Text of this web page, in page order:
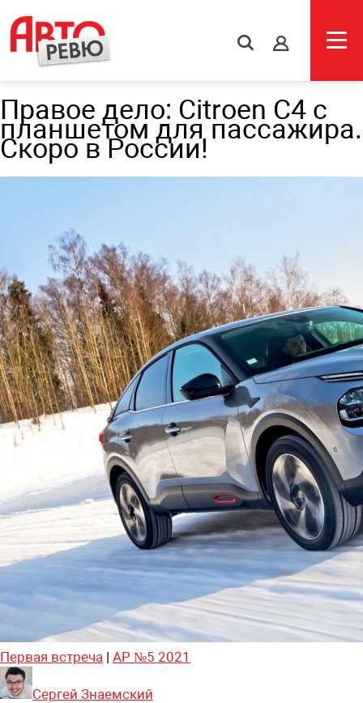
s
Правое дело: Citroen C4 с
планшетом для пассажира.
Скоро в России!
Первая встреча | АР №5 2021
Сергей Знаемский